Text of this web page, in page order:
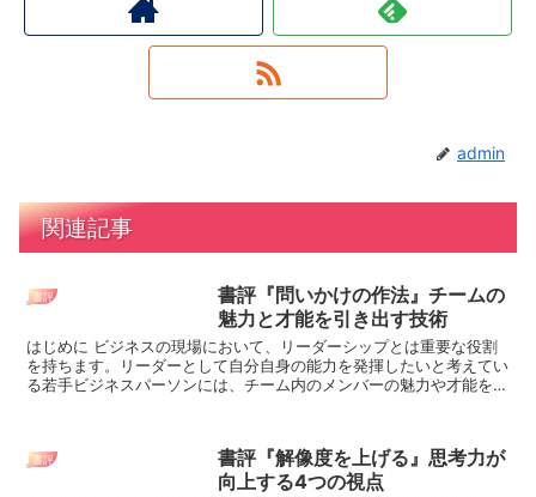
admin
関連記事
書評
書評『問いかけの作法』チームの
魅力と才能を引き出す技術
はじめに ビジネスの現場において、リーダーシップとは重要な役割
を持ちます。リーダーとして自分自身の能力を発揮したいと考えてい
る若手ビジネスパーソンには、チーム内のメンバーの魅力や才能を引
書評
書評『解像度を上げる』思考力が
向上する4つの視点